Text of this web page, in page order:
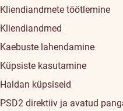
Kliendiandmete töötlemine
Kliendiandmed
Kaebuste lahendamine
Küpsiste kasutamine
Haldan küpsiseid
PSD2 direktiiv ja avatud